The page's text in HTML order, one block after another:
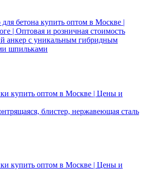
анкер с уникальным гибридным
шпильками
блистер, нержавеющая сталь